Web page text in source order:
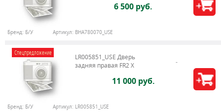
6 500 руб.
Бренд: Б/У Артикул: BHA780070_USE
Спецпредложение
LR005851_USE Дверь
задняя правая FR2 X
11 000 руб.
Бренд: Б/У Артикул: LR005851_USE